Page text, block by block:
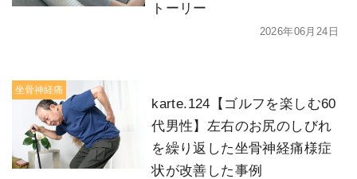
トーリー
2026年06月24日
坐骨神経痛
karte.124【ゴルフを楽しむ60
代男性】左右のお尻のしびれ
を繰り返した坐骨神経痛様症
状が改善した事例